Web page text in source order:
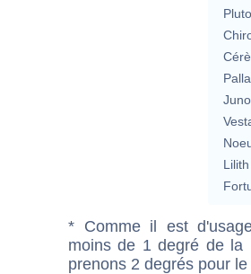
Lilith
* Comme il est
moins de 1 degré de la
prenons 2 degrés pour